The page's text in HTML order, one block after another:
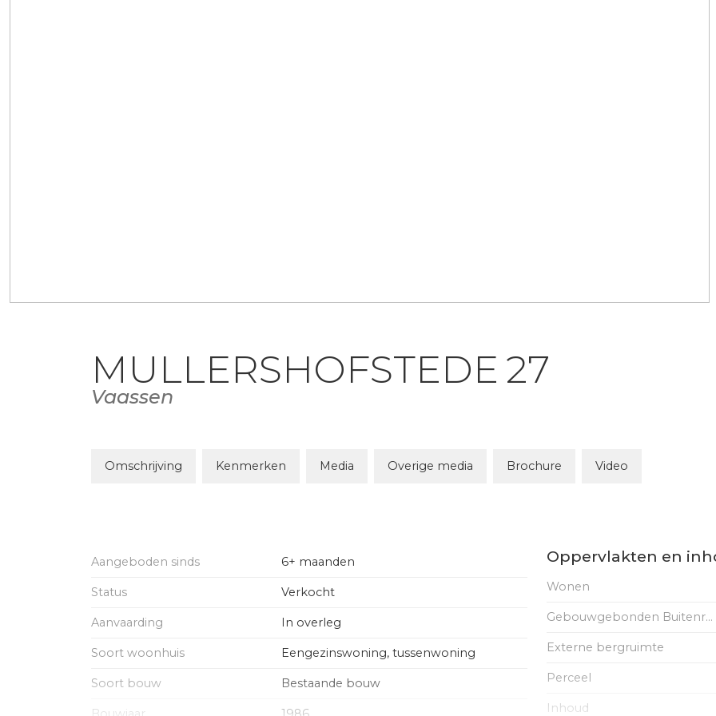
MULLERSHOFSTEDE 27
Vaassen
Omschrijving Kenmerken Media Overige media Brochure Video
Aangeboden sinds 6+ maanden
Status Verkocht
Aanvaarding In overleg
Soort woonhuis Eengezinswoning, tussenwoning
Soort bouw Bestaande bouw
Oppervlakten en
Wonen
Gebouwgebonden Buitenruimte
Externe bergruimte
Perceel
Inhoud